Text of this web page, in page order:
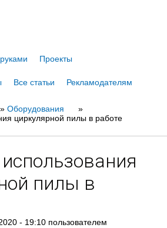
Проекты
Все статьи Рекламодателям
» Оборудования
»
циркулярной пилы в работе
пилы в
- 19:10 пользователем